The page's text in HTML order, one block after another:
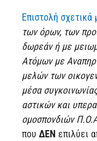
Επιστολή
των όρων, των
δωρεάν ή με
Ατόμων με
μελών των
μέσα
αστικών και
ομοσπονδιών
που ΔΕΝ επιλύει